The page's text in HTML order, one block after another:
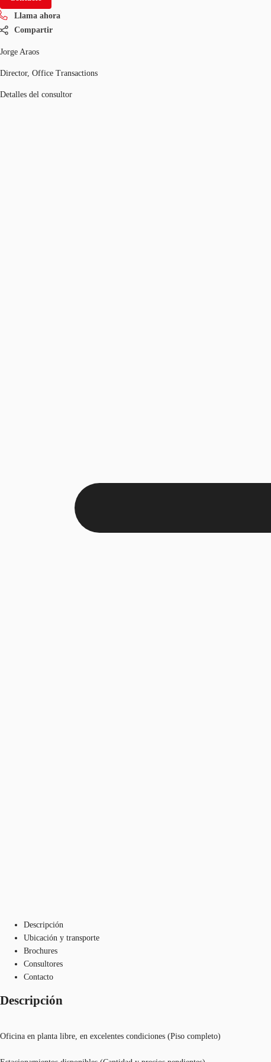
Llama ahora
Compartir
Jorge Araos
Director, Office Transactions
Detalles del consultor
Descripción
Ubicación y transporte
Brochures
Consultores
Contacto
Descripción
Oficina en planta libre, en excelentes condiciones (Piso completo)